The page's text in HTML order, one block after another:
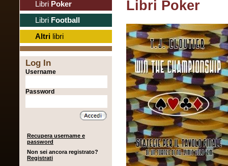
Libri Poker
Libri Football
Altri libri
Log In
Username
Password
Recupera username e
password
Non sei ancora registrato?
Registrati
Libri Poker